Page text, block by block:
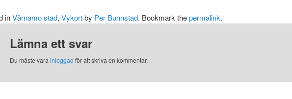
inVärnamo stad, Vykortby Per Bunnstad. Bookmark thepermalink.
Lämna ett svar
Du måste varainloggad för att skriva en kommentar.